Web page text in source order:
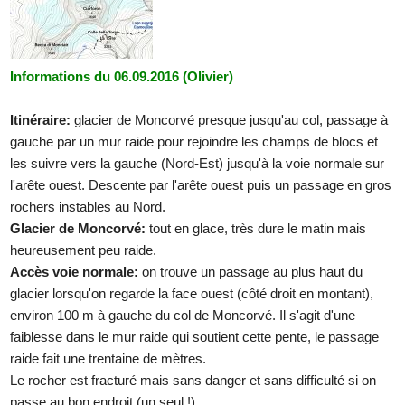
Informations du 06.09.2016 (Olivier)
Itinéraire: glacier de Moncorvé presque jusqu'au col, passage à
gauche par un mur raide pour rejoindre les champs de blocs et
les suivre vers la gauche (Nord-Est) jusqu'à la voie normale sur
l'arête ouest. Descente par l'arête ouest puis un passage en gros
rochers instables au Nord.
Glacier de Moncorvé: tout en glace, très dure le matin mais
heureusement peu raide.
Accès voie normale: on trouve un passage au plus haut du
glacier lorsqu'on regarde la face ouest (côté droit en montant),
environ 100 m à gauche du col de Moncorvé. Il s'agit d'une
faiblesse dans le mur raide qui soutient cette pente, le passage
raide fait une trentaine de mètres.
Le rocher est fracturé mais sans danger et sans difficulté si on
passe au bon endroit (un seul !).